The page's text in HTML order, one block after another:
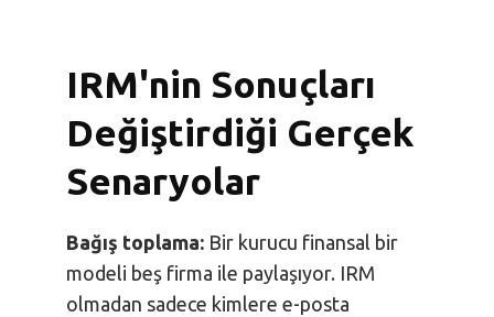
IRM'nin Sonuçları
Değiştirdiği Gerçek
Senaryolar
Bağış toplama: Bir kurucu finansal bir
modeli beş firma ile paylaşıyor. IRM
olmadan sadece kimlere e-posta